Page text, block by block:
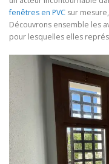
fenêtres en PVC sur
Découvrons ensemble les
pour lesquelles elles